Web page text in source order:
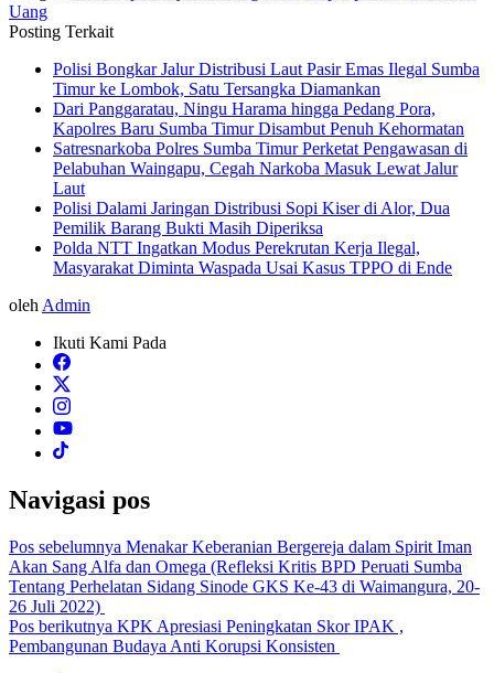
Uang
Posting Terkait
Polisi Bongkar Jalur Distribusi Laut Pasir Emas Ilegal Sumba
Timur ke Lombok, Satu Tersangka Diamankan
Dari Panggaratau, Ningu Harama hingga Pedang Pora,
Kapolres Baru Sumba Timur Disambut Penuh Kehormatan
Satresnarkoba Polres Sumba Timur Perketat Pengawasan di
Pelabuhan Waingapu, Cegah Narkoba Masuk Lewat Jalur
Laut
Polisi Dalami Jaringan Distribusi Sopi Kiser di Alor, Dua
Pemilik Barang Bukti Masih Diperiksa
Polda NTT Ingatkan Modus Perekrutan Kerja Ilegal,
Masyarakat Diminta Waspada Usai Kasus TPPO di Ende
oleh Admin
Ikuti Kami Pada
Navigasi pos
Pos sebelumnya Menakar Keberanian Bergereja dalam Spirit Iman
Akan Sang Alfa dan Omega (Refleksi Kritis BPD Peruati Sumba
Tentang Perhelatan Sidang Sinode GKS Ke-43 di Waimangura, 20-
26 Juli 2022)
Pos berikutnya KPK Apresiasi Peningkatan Skor IPAK ,
Pembangunan Budaya Anti Korupsi Konsisten